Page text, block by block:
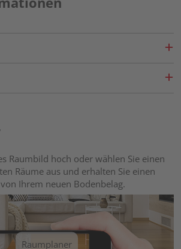
Raumbild hoch oder wählen Sie einen
Räume aus und erhalten Sie einen
Ihrem neuen Bodenbelag.
Raumplaner